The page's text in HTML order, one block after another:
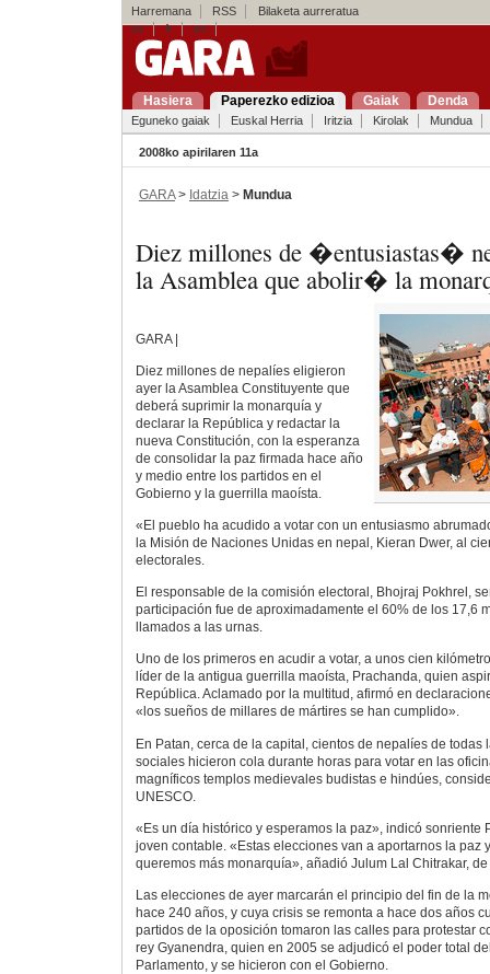
Harremana RSS
Bilaketa aurreratua
es
fr en
Hasiera Paperezko edizioa Gaiak Denda
Eguneko gaiak Euskal Herria Iritzia Kirolak Mundua
2008ko apirilaren 11a
GARA> Idatzia > Mundua
Diez millones de �entusiastas�
la Asamblea que abolir� la
GARA |
Diez millones de nepalíes eligieron
ayer la Asamblea Constituyente que
deberá suprimir la monarquía y
declarar la República y redactar la
nueva Constitución, con la esperanza
de consolidar la paz firmada hace año
y medio entre los partidos en el
Gobierno y la guerrilla maoísta.
«El pueblo ha acudido a votar con un entusiasmo
la Misión de Naciones Unidas en nepal, Kieran Dwer, al
electorales.
El responsable de la comisión electoral, Bhojraj Pokhrel,
participación fue de aproximadamente el 60% de los 17,6
llamados a las urnas.
Uno de los primeros en acudir a votar, a unos cien
líder de la antigua guerrilla maoísta, Prachanda, quien
República. Aclamado por la multitud, afirmó en
«los sueños de millares de mártires se han cumplido».
En Patan, cerca de la capital, cientos de nepalíes de todas
sociales hicieron cola durante horas para votar en las
magníficos templos medievales budistas e hindúes,
UNESCO.
«Es un día histórico y esperamos la paz», indicó sonriente
joven contable. «Estas elecciones van a aportarnos la paz
queremos más monarquía», añadió Julum Lal Chitrakar,
Las elecciones de ayer marcarán el principio del fin de la
hace 240 años, y cuya crisis se remonta a hace dos años
partidos de la oposición tomaron las calles para protestar
rey Gyanendra, quien en 2005 se adjudicó el poder total
Parlamento, y se hicieron con el Gobierno.